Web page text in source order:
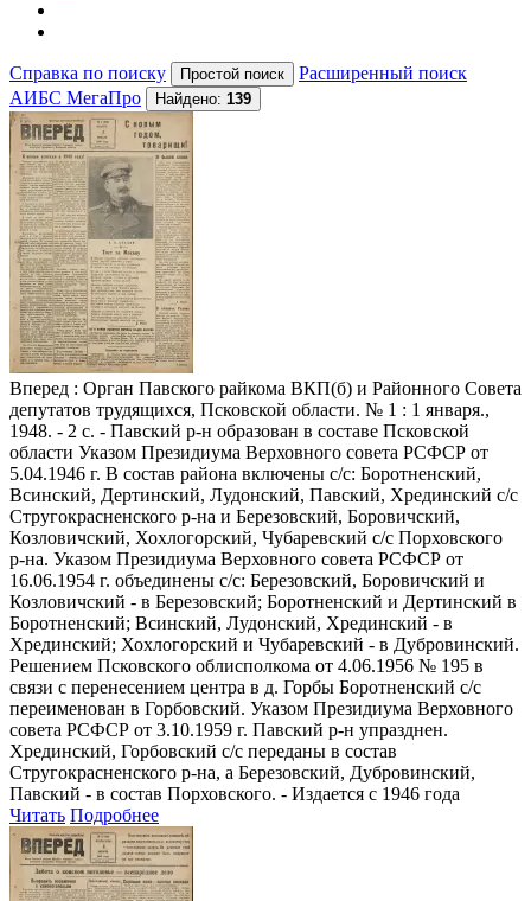
Справка по поиску
Расширенный поиск
АИБС МегаПро
Найдено: 139
Вперед : Орган Павского райкома ВКП(б) и Районного Совета
депутатов трудящихся, Псковской области. № 1 : 1 января.,
1948. - 2 с. - Павский р-н образован в составе Псковской
области Указом Президиума Верховного совета РСФСР от
5.04.1946 г. В состав района включены с/с: Боротненский,
Всинский, Дертинский, Лудонский, Павский, Хрединский с/с
Стругокрасненского р-на и Березовский, Боровичский,
Козловичский, Хохлогорский, Чубаревский с/с Порховского
р-на. Указом Президиума Верховного совета РСФСР от
16.06.1954 г. объединены с/с: Березовский, Боровичский и
Козловичский - в Березовский; Боротненский и Дертинский в
Боротненский; Всинский, Лудонский, Хрединский - в
Хрединский; Хохлогорский и Чубаревский - в Дубровинский.
Решением Псковского облисполкома от 4.06.1956 № 195 в
связи с перенесением центра в д. Горбы Боротненский с/с
переименован в Горбовский. Указом Президиума Верховного
совета РСФСР от 3.10.1959 г. Павский р-н упразднен.
Хрединский, Горбовский с/с переданы в состав
Стругокрасненского р-на, а Березовский, Дубровинский,
Павский - в состав Порховского. - Издается с 1946 года
Читать Подробнее